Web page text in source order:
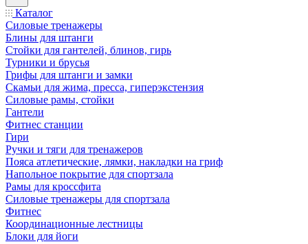
Каталог
Силовые тренажеры
Блины для штанги
Стойки для гантелей, блинов, гирь
Турники и брусья
Грифы для штанги и замки
Скамьи для жима, пресса, гиперэкстензия
Силовые рамы, стойки
Гантели
Фитнес станции
Гири
Ручки и тяги для тренажеров
Пояса атлетические, лямки, накладки на гриф
Напольное покрытие для спортзала
Рамы для кроссфита
Силовые тренажеры для спортзала
Фитнес
Координационные лестницы
Блоки для йоги